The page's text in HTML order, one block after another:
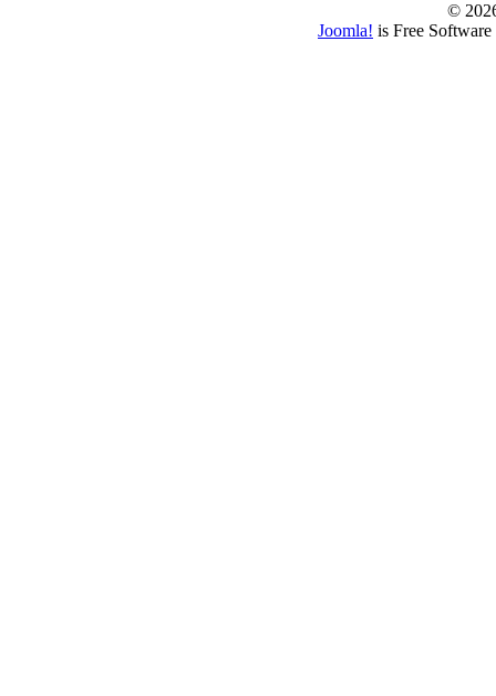
©
Joomla! is Free